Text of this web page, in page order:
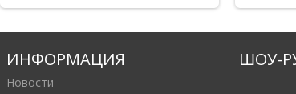
ИНФОРМАЦИЯ
Новости
ШОУ-